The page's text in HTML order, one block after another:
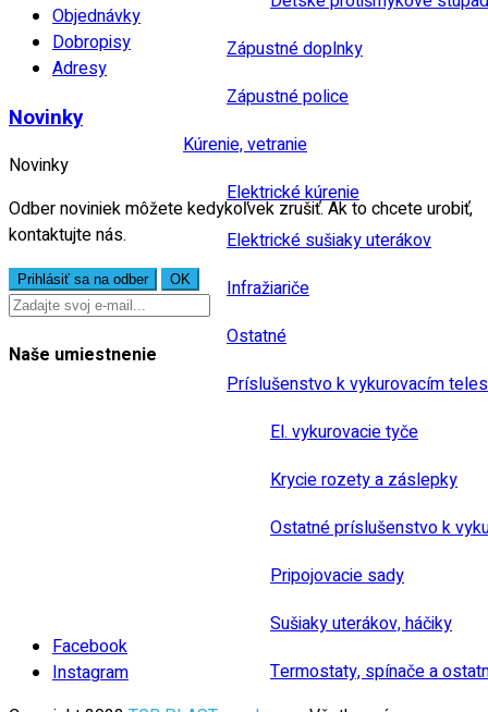
Zápustné doplnky
Zápustné police
Kúrenie, vetranie
Elektrické kúrenie
Elektrické sušiaky uterákov
Infražiariče
Ostatné
Príslušenstvo k vykurovacím
El. vykurovacie tyče
Krycie rozety a záslepky
Ostatné príslušenstvo k
Pripojovacie sady
Sušiaky uterákov, háčiky
Termostaty, spínače a
Objednávky
Dobropisy
Adresy
Novinky
Novinky
Odber noviniek môžete kedykoľvek zrušiť. Ak to chcete urobiť,
kontaktujte nás.
Naše umiestnenie
Facebook
Instagram